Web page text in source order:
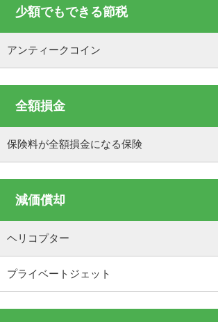
少額でもできる節税
アンティークコイン
全額損金
保険料が全額損金になる保険
減価償却
ヘリコプター
プライベートジェット